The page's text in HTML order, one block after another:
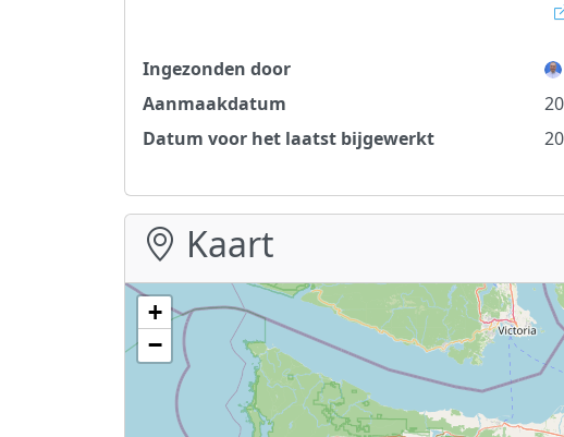
Ingezonden door
Aanmaakdatum
Datum voor het laatst bijgewerkt
Kaart
+
−